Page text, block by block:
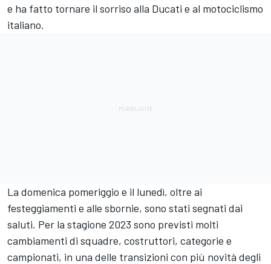
e ha fatto tornare il sorriso alla Ducati e al motociclismo
italiano.
La domenica pomeriggio e il lunedì, oltre ai
festeggiamenti e alle sbornie, sono stati segnati dai
saluti. Per la stagione 2023 sono previsti molti
cambiamenti di squadre, costruttori, categorie e
campionati, in una delle transizioni con più novità degli